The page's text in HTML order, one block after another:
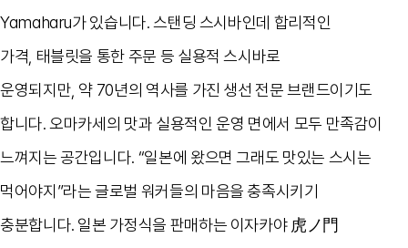
Yamaharu가 있습니다.스탠딩 스시바인데 합리적인
가격 태블릿을 통한 주문 등 실용적 스시바로
운영되지만 약 70년의 역사를 가진 생선 전문 브랜드이기도
합니다.오마카세의 맛과 실용적인 운영 면에서 모두 만족감이
느껴지는 공간입니다. “일본에 왔으면 그래도 맛있는 스시는
먹어야지 ”라는 글로벌 워커들의 마음을 충족시키기
충분합니다. 일본 가정식을 판매하는 이자카야 虎ノ門